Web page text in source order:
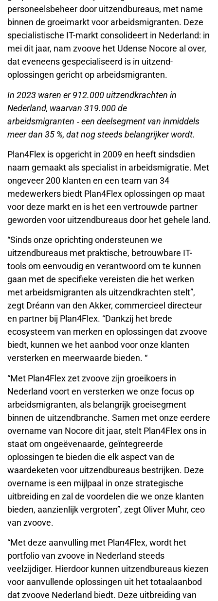
personeelsbeheer door uitzendbureaus, met name
binnen de groeimarkt voor arbeidsmigranten. Deze
specialistische IT-markt consolideert in Nederland: in
mei dit jaar, nam zvoove het Udense Nocore al over,
dat eveneens gespecialiseerd is in uitzend-
oplossingen gericht op arbeidsmigranten.
In 2023 waren er 912.000 uitzendkrachten in
Nederland, waarvan 319.000 de
arbeidsmigranten ‑ een deelsegment van inmiddels
meer dan 35 %, dat nog steeds belangrijker wordt.
Plan4Flex is opgericht in 2009 en heeft sindsdien
naam gemaakt als specialist in arbeidsmigratie. Met
ongeveer 200 klanten en een team van 34
medewerkers biedt Plan4Flex oplossingen op maat
voor deze markt en is het een vertrouwde partner
geworden voor uitzendbureaus door het gehele land.
“Sinds onze oprichting ondersteunen we
uitzendbureaus met praktische, betrouwbare IT-
tools om eenvoudig en verantwoord om te kunnen
gaan met de specifieke vereisten die het werken
met arbeidsmigranten als uitzendkrachten stelt”,
zegt Dréann van den Akker, commercieel directeur
en partner bij Plan4Flex. “Dankzij het brede
ecosysteem van merken en oplossingen dat zvoove
biedt, kunnen we het aanbod voor onze klanten
versterken en meerwaarde bieden. “
“Met Plan4Flex zet zvoove zijn groeikoers in
Nederland voort en versterken we onze focus op
arbeidsmigranten, als belangrijk groeisegment
binnen de uitzendbranche. Samen met onze eerdere
overname van Nocore dit jaar, stelt Plan4Flex ons in
staat om ongeëvenaarde, geïntegreerde
oplossingen te bieden die elk aspect van de
waardeketen voor uitzendbureaus bestrijken. Deze
overname is een mijlpaal in onze strategische
uitbreiding en zal de voordelen die we onze klanten
bieden, aanzienlijk vergroten”, zegt Oliver Muhr, ceo
van zvoove.
“Met deze aanvulling met Plan4Flex, wordt het
portfolio van zvoove in Nederland steeds
veelzijdiger. Hierdoor kunnen uitzendbureaus kiezen
voor aanvullende oplossingen uit het totaalaanbod
dat zvoove Nederland biedt. Deze uitbreiding van